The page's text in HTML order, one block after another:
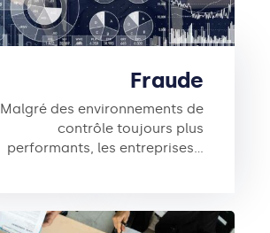
Fraude
Malgré des environnements de
contrôle toujours plus
performants, les entreprises…